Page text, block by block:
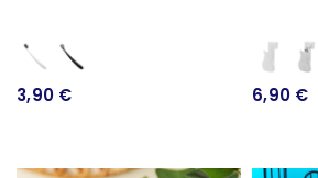
3,90 € 6,90 €